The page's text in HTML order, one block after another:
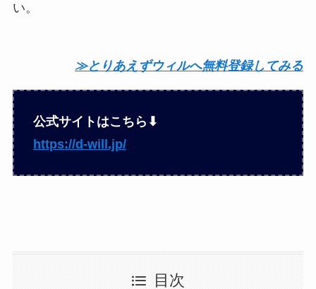
い。
≫とりあえずウィルへ無料登録してみる
公式サイトはこちら⬇︎
https://d-will.jp/
目次